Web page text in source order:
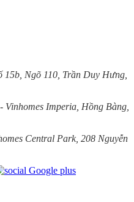
15b, Ngõ 110, Trần Duy Hưng,
Imperia, Hồng Bàng,
Central Park, 208 Nguyễn